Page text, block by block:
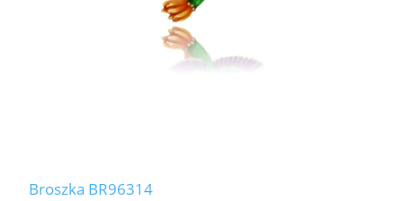
Broszka BR96314